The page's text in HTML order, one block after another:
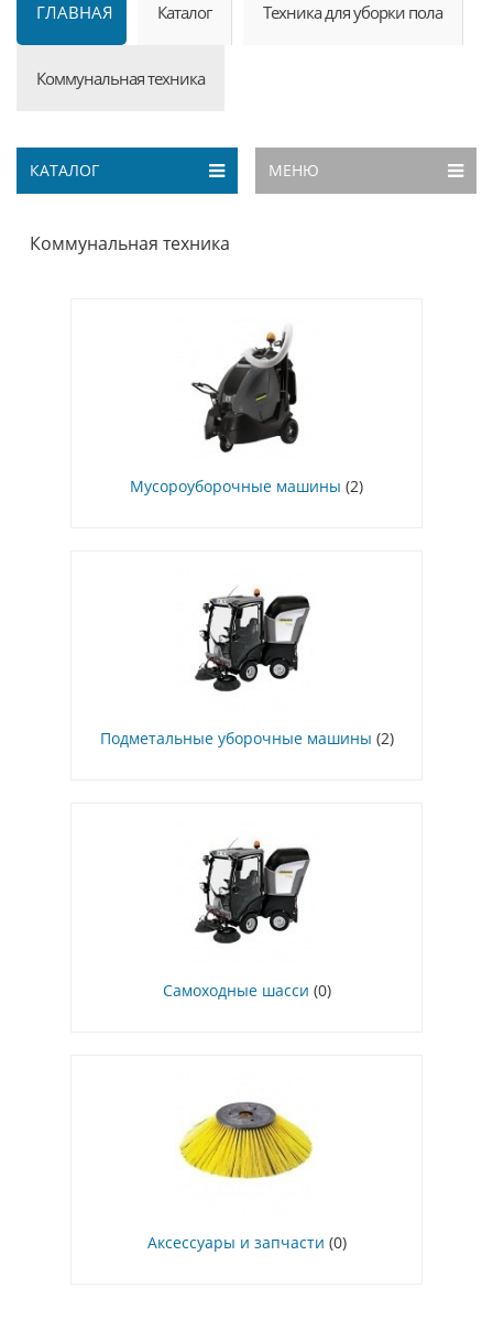
ГЛАВНАЯ Каталог Техника для уборки пола
Коммунальная техника
КАТАЛОГ МЕНЮ
Коммунальная техника
Мусороуборочные машины (2)
Подметальные уборочные машины (2)
Самоходные шасси (0)
Аксессуары и запчасти (0)